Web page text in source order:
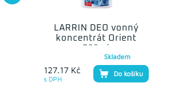
LARRIN DEO vonný
koncentrát Orient
127.17 Kč
s DPH
Skladem
Do košíku